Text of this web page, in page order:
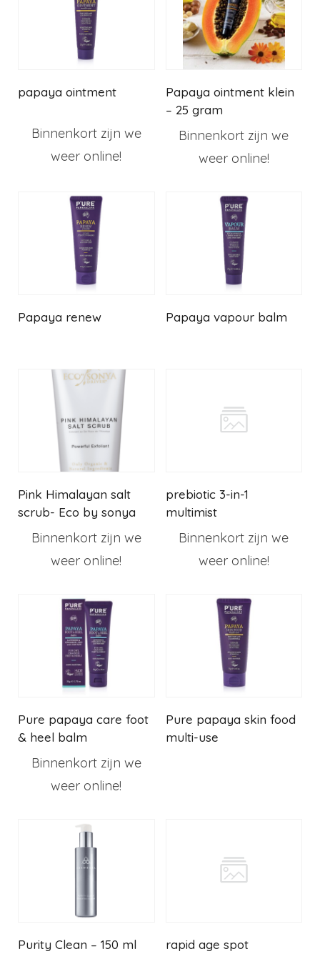
papaya ointment
Binnenkort zijn we
weer online!
Papaya ointment klein
– 25 gram
Binnenkort zijn we
weer online!
Papaya renew Papaya vapour balm
Pink Himalayan salt
scrub- Eco by sonya
Binnenkort zijn we
weer online!
prebiotic 3-in-1
multimist
Binnenkort zijn we
weer online!
Pure papaya care foot
& heel balm
Binnenkort zijn we
weer online!
Pure papaya skin food
multi-use
Purity Clean – 150 ml
rapid age spot